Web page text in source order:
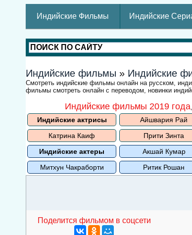
Индийские Фильмы Индийские
Индийские фильмы » Индийские
Смотреть индийские фильмы онлайн на русском,
фильмы смотреть онлайн с переводом, новинки
Индийские фильмы 2019 года,
Индийские актрисы Айшвария Рай
Катрина Каиф
Прити Зинта
Индийские актеры
Акшай Кумар
Митхун Чакраборти
Ритик Рошан
Поделится фильмом в соцсети